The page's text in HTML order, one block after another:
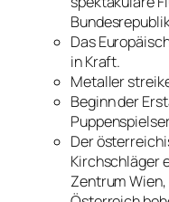
Das
in Kraft.
Metaller
Beginn der
Der
Kirchschläger
Zentrum